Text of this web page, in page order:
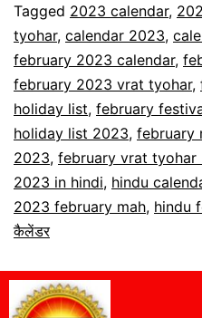
Tagged 2023 calendar,
tyohar, calendar 2023,
february 2023 calendar,
february 2023 vrat tyohar,
holiday list, february
holiday list 2023, february
2023, february vrat tyohar
2023 in hindi, hindu
2023 february mah, hindu
कैलेंडर